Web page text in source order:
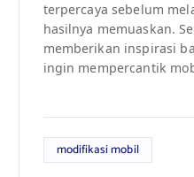
terpercaya sebelum
hasilnya memuaskan.
memberikan inspirasi
ingin mempercantik
modifikasi mobil